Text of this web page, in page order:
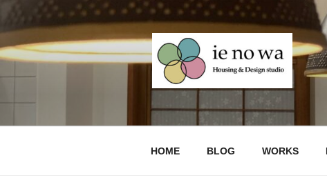
ン
キ
デザインリノ
HOME BLOG WORKS